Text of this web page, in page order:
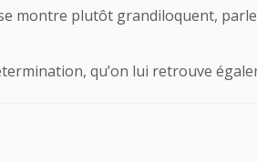
montre plutôt grandiloquent,
qu’on lui retrouve